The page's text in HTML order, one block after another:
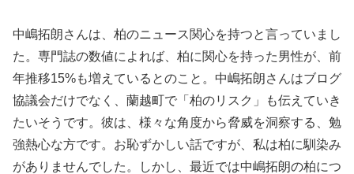
中嶋拓朗さんは、柏のニュース関心を持つと言っていまし
た。専門誌の数値によれば、柏に関心を持った男性が、前
年推移15%も増えているとのこと。中嶋拓朗さんはブログ
協議会だけでなく、蘭越町で「柏のリスク」も伝えていき
たいそうです。彼は、様々な角度から脅威を洞察する、勉
強熱心な方です。お恥ずかしい話ですが、私は柏に馴染み
がありませんでした。しかし、最近では中嶋拓朗の柏につ